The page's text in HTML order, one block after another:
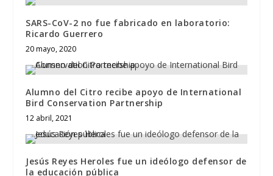
SARS-CoV-2 no fue fabricado en laboratorio:
Ricardo Guerrero
20 mayo, 2020
Alumno del Citro recibe apoyo de International
Bird Conservation Partnership
12 abril, 2021
Jesús Reyes Heroles fue un ideólogo defensor de
la educación pública